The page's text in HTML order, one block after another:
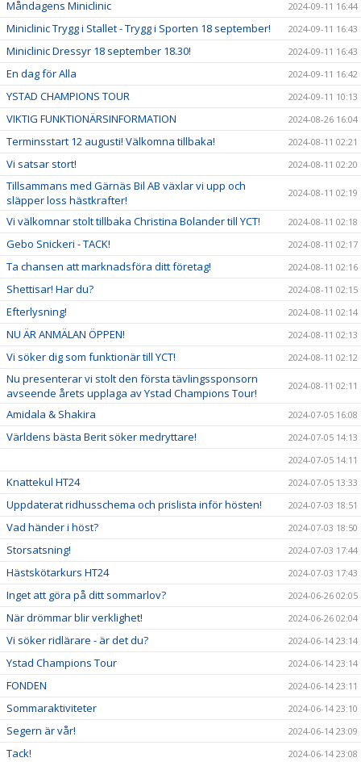
Måndagens Miniclinic 2024-09-11 16:44
Miniclinic Trygg i Stallet - Trygg i Sporten 18 september! 2024-09-11 16:43
Miniclinic Dressyr 18 september 18.30! 2024-09-11 16:43
En dag för Alla 2024-09-11 16:42
YSTAD CHAMPIONS TOUR 2024-09-11 10:13
VIKTIG FUNKTIONÄRSINFORMATION 2024-08-26 16:04
Terminsstart 12 augusti! Välkomna tillbaka! 2024-08-11 02:21
Vi satsar stort! 2024-08-11 02:20
Tillsammans med Gärnäs Bil AB växlar vi upp och
släpper loss hästkrafter!
2024-08-11 02:19
Vi välkomnar stolt tillbaka Christina Bolander till YCT! 2024-08-11 02:18
Gebo Snickeri - TACK! 2024-08-11 02:17
Ta chansen att marknadsföra ditt företag! 2024-08-11 02:16
Shettisar! Har du? 2024-08-11 02:15
Efterlysning! 2024-08-11 02:14
NU ÄR ANMÄLAN ÖPPEN! 2024-08-11 02:13
Vi söker dig som funktionär till YCT! 2024-08-11 02:12
Nu presenterar vi stolt den första tävlingssponsorn
avseende årets upplaga av Ystad Champions Tour!
2024-08-11 02:11
Amidala & Shakira 2024-07-05 16:08
Världens bästa Berit söker medryttare!
2024-07-05 14:13
2024-07-05 14:11
Knattekul HT24 2024-07-05 13:33
Uppdaterat ridhusschema och prislista inför hösten! 2024-07-03 18:51
Vad händer i höst? 2024-07-03 18:50
Storsatsning! 2024-07-03 17:44
Hästskötarkurs HT24 2024-07-03 17:43
Inget att göra på ditt sommarlov? 2024-06-26 02:05
När drömmar blir verklighet! 2024-06-26 02:04
Vi söker ridlärare - är det du? 2024-06-14 23:14
Ystad Champions Tour 2024-06-14 23:14
FONDEN 2024-06-14 23:11
Sommaraktiviteter 2024-06-14 23:10
Segern är vår! 2024-06-14 23:09
Tack! 2024-06-14 23:08